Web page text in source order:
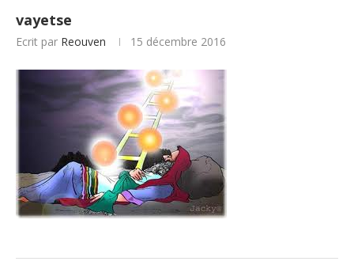
vayetse
Ecrit par Reouven 15 décembre 2016